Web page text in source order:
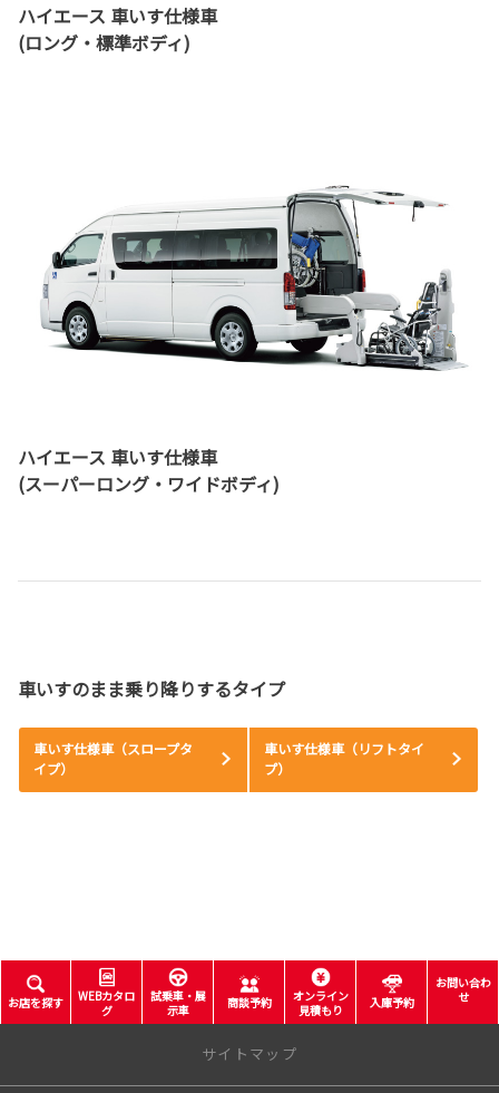
ハイエース 車いす仕様車
(ロング・標準ボディ)
ハイエース 車いす仕様車
(スーパーロング・ワイドボディ)
車いすのまま乗り降りするタイプ
車いす仕様車（スロープタ
イプ）
車いす仕様車（リフトタイ
プ）
お店を探す
WEBカタロ
グ
試乗車・展
示車
商談予約
オンライン
見積もり
入庫予約
お問い合わ
せ
サイトマップ